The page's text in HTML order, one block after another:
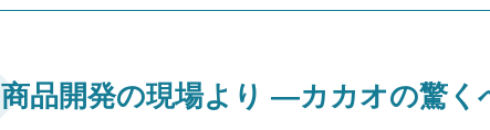
商品開発の現場より ―カカオの驚く